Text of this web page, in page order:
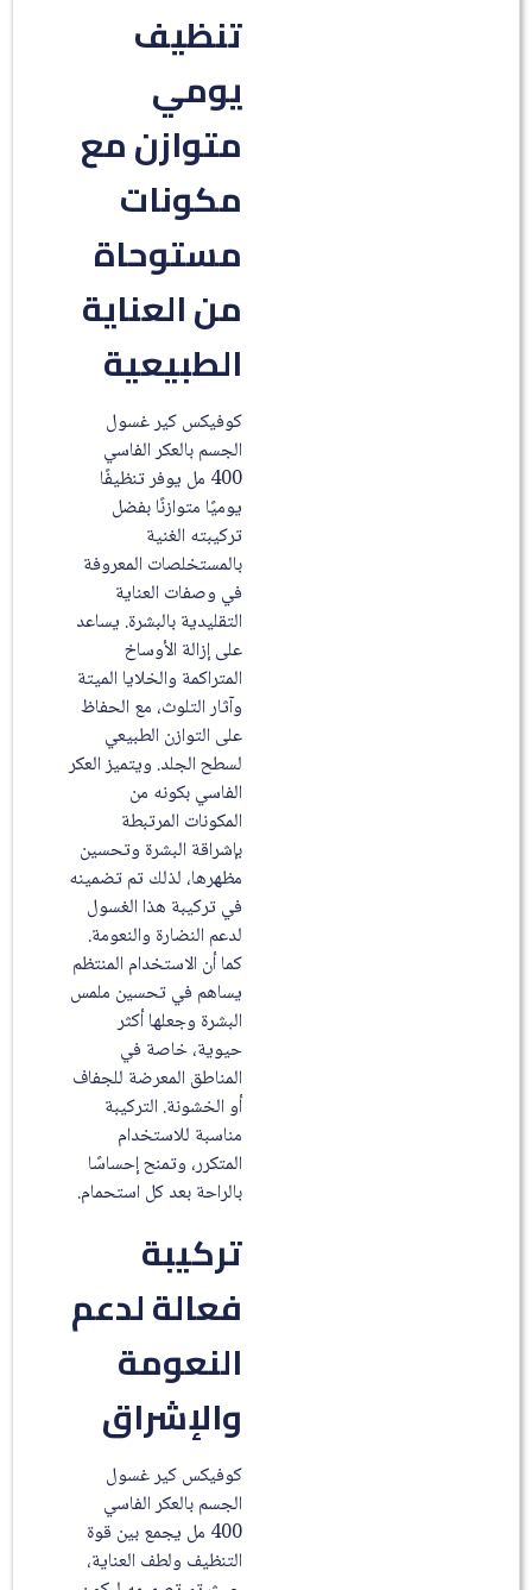
تنظيف
يومي
متوازن مع
مكونات
مستوحاة
من العناية
الطبيعية
كوفيكس كير غسول
الجسم بالعكر الفاسي
400 مل يوفر تنظيفًا
يوميًا متوازنًا بفضل
تركيبته الغنية
بالمستخلصات المعروفة
في وصفات العناية
التقليدية بالبشرة. يساعد
على إزالة الأوساخ
المتراكمة والخلايا الميتة
وآثار التلوث، مع الحفاظ
على التوازن الطبيعي
لسطح الجلد. ويتميز العكر
الفاسي بكونه من
المكونات المرتبطة
بإشراقة البشرة وتحسين
مظهرها، لذلك تم تضمينه
في تركيبة هذا الغسول
لدعم النضارة والنعومة.
كما أن الاستخدام المنتظم
يساهم في تحسين ملمس
البشرة وجعلها أكثر
حيوية، خاصة في
المناطق المعرضة للجفاف
أو الخشونة. التركيبة
مناسبة للاستخدام
المتكرر، وتمنح إحساسًا
بالراحة بعد كل استحمام.
تركيبة
فعالة لدعم
النعومة
والإشراق
كوفيكس كير غسول
الجسم بالعكر الفاسي
400 مل يجمع بين قوة
التنظيف ولطف العناية،